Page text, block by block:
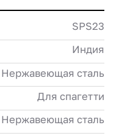
SPS23
Индия
Нержавеющая сталь
Для спагетти
Нержавеющая сталь